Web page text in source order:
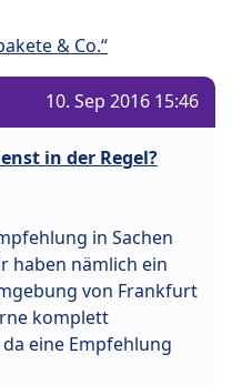
& Co.“
10. Sep 2016 15:46
in der Regel?
in Sachen
haben nämlich ein
von Frankfurt
komplett
eine Empfehlung